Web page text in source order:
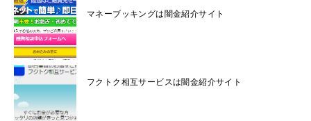
マネーブッキングは闇金紹介サイト
フクトク相互サービスは闇金紹介サイト